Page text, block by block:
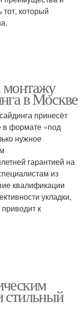
который
монтажу
в Москве
принесёт
в формате «под
нужное
гарантией на
из
квалификации
укладки,
приводит к
стильный